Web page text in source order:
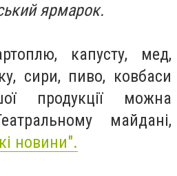
ярмарок.
капусту, мед,
сири, пиво, ковбаси
продукції можна
майдані,
новини".